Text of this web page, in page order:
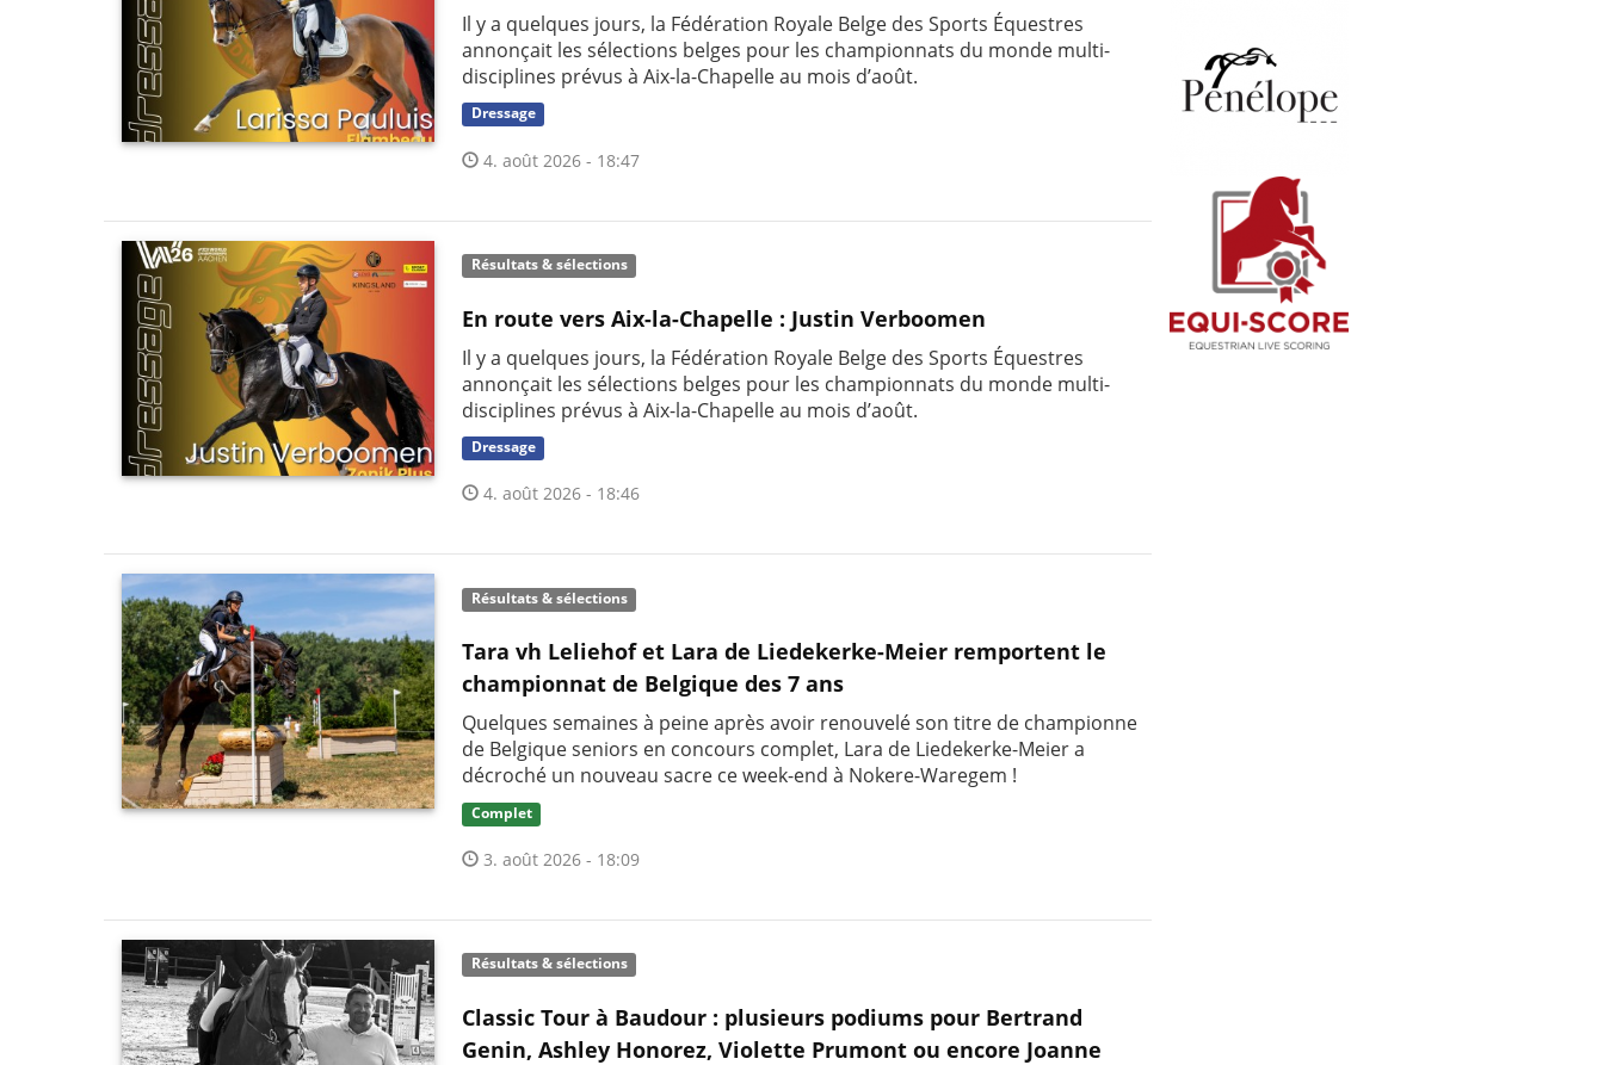
Il y a quelques jours, la Fédération Royale Belge des Sports Équestres
annonçait les sélections belges pour les championnats du monde multi-
disciplines prévus à Aix-la-Chapelle au mois d’août.
Dressage
4. août 2026 - 18:47
Résultats & sélections
En route vers Aix-la-Chapelle : Justin Verboomen
Il y a quelques jours, la Fédération Royale Belge des Sports Équestres
annonçait les sélections belges pour les championnats du monde multi-
disciplines prévus à Aix-la-Chapelle au mois d’août.
Dressage
4. août 2026 - 18:46
Résultats & sélections
Tara vh Leliehof et Lara de Liedekerke-Meier remportent le
championnat de Belgique des 7 ans
Quelques semaines à peine après avoir renouvelé son titre de championne
de Belgique seniors en concours complet, Lara de Liedekerke-Meier a
décroché un nouveau sacre ce week-end à Nokere-Waregem !
Complet
3. août 2026 - 18:09
Résultats & sélections
Classic Tour à Baudour : plusieurs podiums pour Bertrand
Genin, Ashley Honorez, Violette Prumont ou encore Joanne